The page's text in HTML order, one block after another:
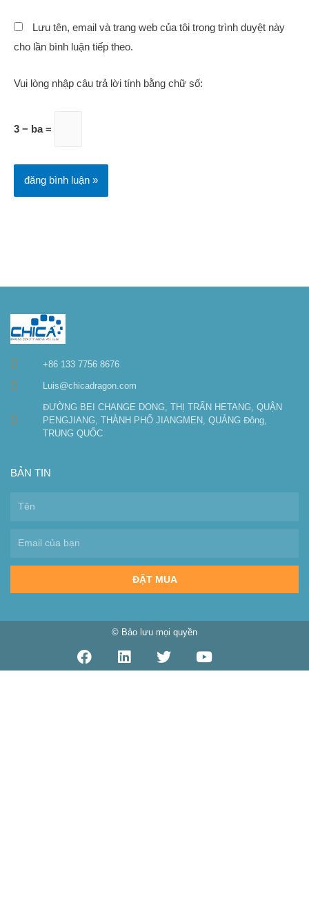
Lưu tên, email và trang web của tôi trong trình duyệt này
cho lần bình luận tiếp theo.
Vui lòng nhập câu trả lời tính bằng chữ số:
3 − ba =
+86 133 7756 8676
Luis@chicadragon.com
ĐƯỜNG BEI CHANGE DONG, THỊ TRẤN HETANG, QUẬN
PENGJIANG, THÀNH PHỐ JIANGMEN, QUẢNG Đông,
TRUNG QUỐC
BẢN TIN
ĐẶT MUA
© Bảo lưu mọi quyền